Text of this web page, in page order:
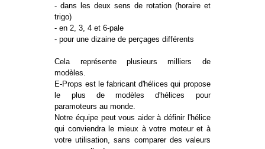
- dans les deux sens de rotation (horaire et
trigo)
- en 2, 3, 4 et 6-pale
- pour une dizaine de perçages différents
Cela représente plusieurs milliers de
modèles.
E-Props est le fabricant d'hélices qui propose
le plus de modèles d'hélices pour
paramoteurs au monde.
Notre équipe peut vous aider à définir l'hélice
qui conviendra le mieux à votre moteur et à
votre utilisation, sans comparer des valeurs